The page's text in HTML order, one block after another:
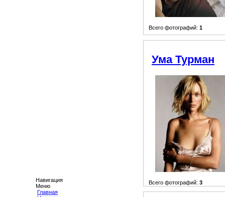
Навигация
Меню
Главная
Всего фотографий: 1
Ума Турман
Всего фотографий: 3